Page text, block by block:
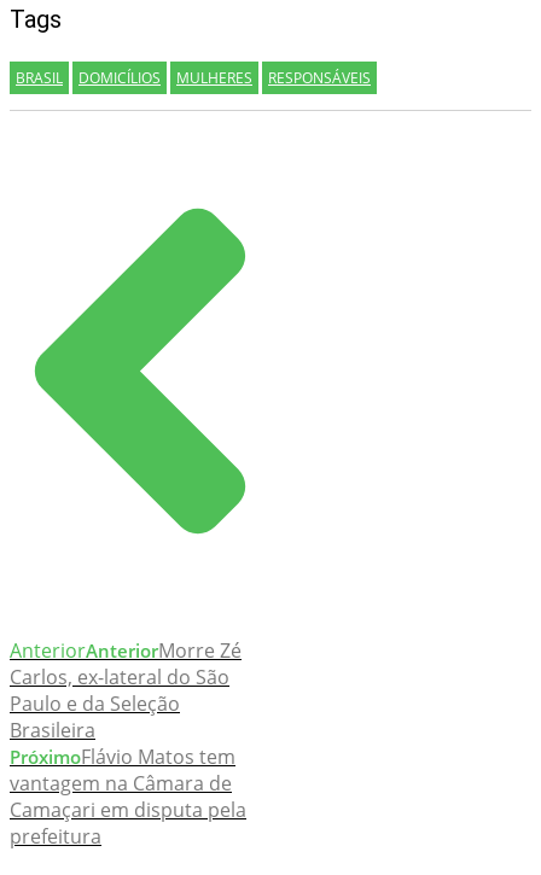
Tags
BRASIL DOMICÍLIOS MULHERES RESPONSÁVEIS
AnteriorAnteriorMorre Zé
Carlos, ex-lateral do São
Paulo e da Seleção
Brasileira
PróximoFlávio Matos tem
vantagem na Câmara de
Camaçari em disputa pela
prefeitura